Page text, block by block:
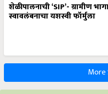
शेळीपालनाची ‘SIP’- ग्रामीण
स्वावलंबनाचा यशस्वी फॉर्मुला